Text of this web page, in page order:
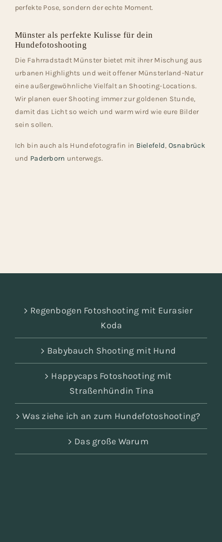
perfekte Pose, sondern der echte Moment.
Münster als perfekte Kulisse für dein
Hundefotoshooting
Die Fahrradstadt Münster bietet mit ihrer Mischung aus
urbanen Highlights und weit offener Münsterland-Natur
eine außergewöhnliche Vielfalt an Shooting-Locations.
Wir planen euer Shooting immer zur goldenen Stunde,
damit das Licht so weich und warm wird wie eure Bilder
sein sollen.
Ich bin auch als Hundefotografin in Bielefeld, Osnabrück
und Paderborn unterwegs.
Regenbogen Fotoshooting mit Eurasier
Koda
Babybauch Shooting mit Hund
Happycaps Fotoshooting mit
Straßenhündin Tina
Was ziehe ich an zum Hundefotoshooting?
Das große Warum